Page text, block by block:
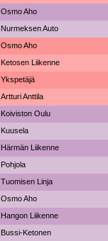
Osmo Aho
Nurmeksen Auto
Osmo Aho
Ketosen Liikenne
Ykspetäjä
Artturi Anttila
Koiviston Oulu
Kuusela
Härmän Liikenne
Pohjola
Tuomisen Linja
Osmo Aho
Hangon Liikenne
Bussi-Ketonen